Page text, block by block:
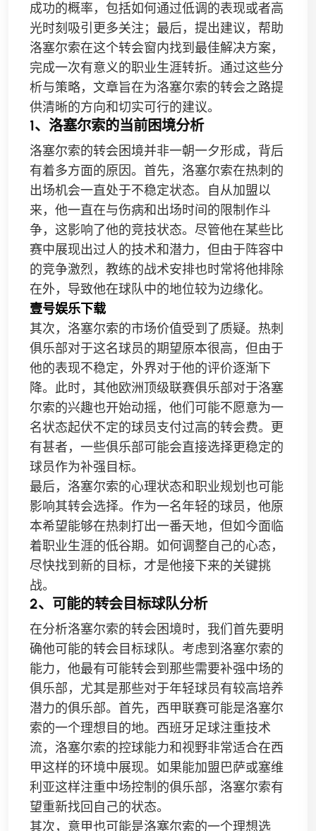
成功的概率，包括如何通过低调的表现或者高
光时刻吸引更多关注；最后，提出建议，帮助
洛塞尔索在这个转会窗内找到最佳解决方案，
完成一次有意义的职业生涯转折。通过这些分
析与策略，文章旨在为洛塞尔索的转会之路提
供清晰的方向和切实可行的建议。
1、洛塞尔索的当前困境分析
洛塞尔索的转会困境并非一朝一夕形成，背后
有着多方面的原因。首先，洛塞尔索在热刺的
出场机会一直处于不稳定状态。自从加盟以
来，他一直在与伤病和出场时间的限制作斗
争，这影响了他的竞技状态。尽管他在某些比
赛中展现出过人的技术和潜力，但由于阵容中
的竞争激烈，教练的战术安排也时常将他排除
在外，导致他在球队中的地位较为边缘化。
壹号娱乐下载
其次，洛塞尔索的市场价值受到了质疑。热刺
俱乐部对于这名球员的期望原本很高，但由于
他的表现不稳定，外界对于他的评价逐渐下
降。此时，其他欧洲顶级联赛俱乐部对于洛塞
尔索的兴趣也开始动摇，他们可能不愿意为一
名状态起伏不定的球员支付过高的转会费。更
有甚者，一些俱乐部可能会直接选择更稳定的
球员作为补强目标。
最后，洛塞尔索的心理状态和职业规划也可能
影响其转会选择。作为一名年轻的球员，他原
本希望能够在热刺打出一番天地，但如今面临
着职业生涯的低谷期。如何调整自己的心态，
尽快找到新的目标，才是他接下来的关键挑
战。
2、可能的转会目标球队分析
在分析洛塞尔索的转会困境时，我们首先要明
确他可能的转会目标球队。考虑到洛塞尔索的
能力，他最有可能转会到那些需要补强中场的
俱乐部，尤其是那些对于年轻球员有较高培养
潜力的俱乐部。首先，西甲联赛可能是洛塞尔
索的一个理想目的地。西班牙足球注重技术
流，洛塞尔索的控球能力和视野非常适合在西
甲这样的环境中展现。如果能加盟巴萨或塞维
利亚这样注重中场控制的俱乐部，洛塞尔索有
望重新找回自己的状态。
其次，意甲也可能是洛塞尔索的一个理想选